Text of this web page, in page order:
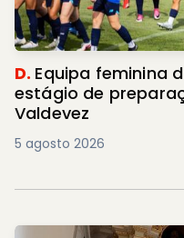
D. Equipa feminina
estágio de
Valdevez
5 agosto 2026